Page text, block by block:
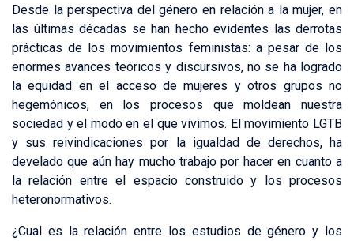
Desde la perspectiva del género en relación a la mujer, en
las últimas décadas se han hecho evidentes las derrotas
prácticas de los movimientos feministas: a pesar de los
enormes avances teóricos y discursivos, no se ha logrado
la equidad en el acceso de mujeres y otros grupos no
hegemónicos, en los procesos que moldean nuestra
sociedad y el modo en el que vivimos. El movimiento LGTB
y sus reivindicaciones por la igualdad de derechos, ha
develado que aún hay mucho trabajo por hacer en cuanto a
la relación entre el espacio construido y los procesos
heteronormativos.
¿Cual es la relación entre los estudios de género y los